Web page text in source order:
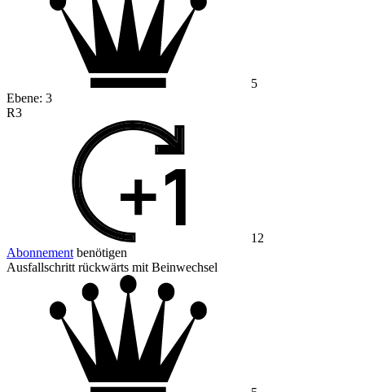
5
Ebene: 3
R3
12
Abonnement benötigen
Ausfallschritt rückwärts mit Beinwechsel